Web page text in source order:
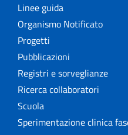
Linee guida
Organismo Notificato
Progetti
Pubblicazioni
Registri e sorveglianze
Ricerca collaboratori
Scuola
Sperimentazione clinica